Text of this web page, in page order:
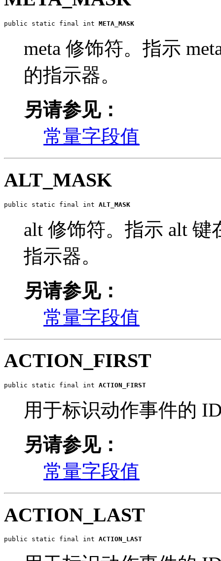
public static final int META_MASK
meta 修饰符。指示
的指示器。
另请参见：
常量字段值
ALT_MASK
public static final int ALT_MASK
alt 修饰符。指示 alt
指示器。
另请参见：
常量字段值
ACTION_FIRST
public static final int ACTION_FIRST
用于标识动作事件的
另请参见：
常量字段值
ACTION_LAST
public static final int ACTION_LAST